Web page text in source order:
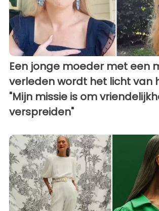
Een jonge moeder met een
verleden wordt het licht van
"Mijn missie is om
verspreiden"